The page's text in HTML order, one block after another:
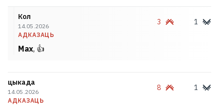
Кол
14.05.2026
АДКАЗАЦЬ
3 1
Max, 👍
цыкада
14.05.2026
АДКАЗАЦЬ
8 1